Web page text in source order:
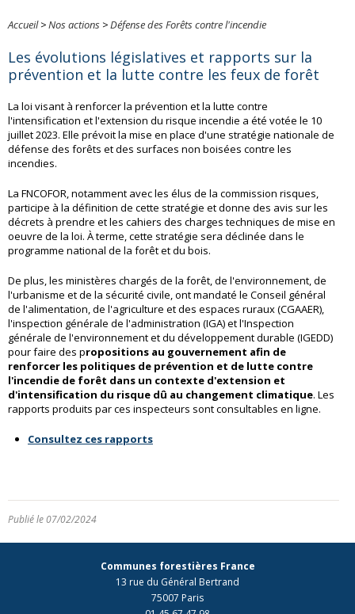
Accueil>Nos actions >Défense des Forêts contre l'incendie
Les évolutions législatives et rapports sur la
prévention et la lutte contre les feux de forêt
La loi visant à renforcer la prévention et la lutte contre
l'intensification et l'extension du risque incendie a été votée le 10
juillet 2023. Elle prévoit la mise en place d'une stratégie nationale de
défense des forêts et des surfaces non boisées contre les
incendies.
La FNCOFOR, notamment avec les élus de la commission risques,
participe à la définition de cette stratégie et donne des avis sur les
décrets à prendre et les cahiers des charges techniques de mise en
oeuvre de la loi. À terme, cette stratégie sera déclinée dans le
programme national de la forêt et du bois.
De plus, les ministères chargés de la forêt, de l'environnement, de
l'urbanisme et de la sécurité civile, ont mandaté le Conseil général
de l'alimentation, de l'agriculture et des espaces ruraux (CGAAER),
l'inspection générale de l'administration (IGA) et l'Inspection
générale de l'environnement et du développement durable (IGEDD)
pour faire des propositions au gouvernement afin de
renforcer les politiques de prévention et de lutte contre
l'incendie de forêt dans un contexte d'extension et
d'intensification du risque dû au changement climatique. Les
rapports produits par ces inspecteurs sont consultables en ligne.
Consultez ces rapports
Publié le 07/02/2024
Communes forestières France
13 rue du Général Bertrand
75007 Paris